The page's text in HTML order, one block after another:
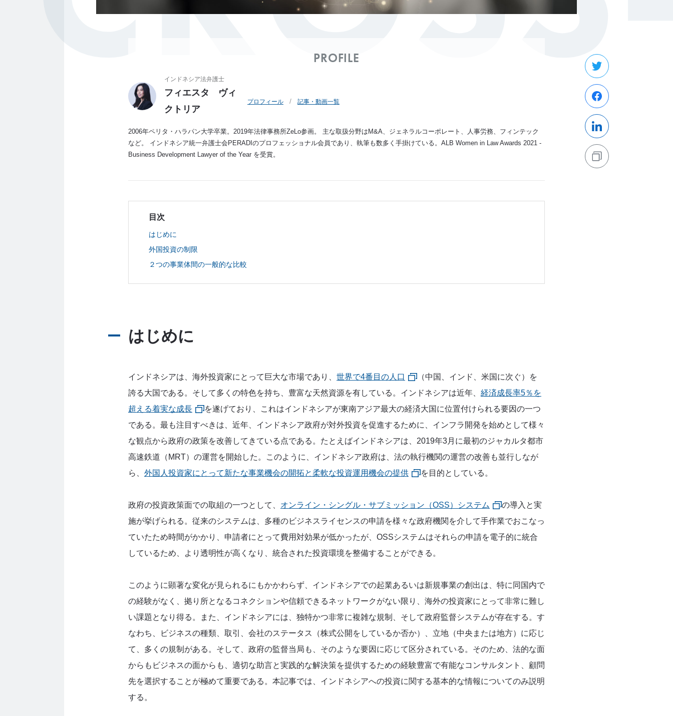
PROFILE
インドネシア法弁護士
フィエスタ ヴィ
クトリア
プロフィール 記事・動画一覧
2006年ペリタ・ハラパン大学卒業。2019年法律事務所ZeLo参画。 主な取扱分野はM&A、ジェネラルコーポレート、人事労務、フィンテック
など。 インドネシア統一弁護士会PERADIのプロフェッショナル会員であり、執筆も数多く手掛けている。ALB Women in Law Awards 2021 -
Business Development Lawyer of the Year を受賞。
目次
はじめに
外国投資の制限
２つの事業体間の一般的な比較
はじめに
インドネシアは、海外投資家にとって巨大な市場であり、 世界で4番目の人口
（中国、インド、米国に次ぐ）を
誇る大国である。そして多くの特色を持ち、豊富な天然資源を有している。インドネシアは近年、 経済成長率5％を
超える着実な成長
を遂げており、これはインドネシアが東南アジア最大の経済大国に位置付けられる要因の一つ
である。最も注目すべきは、近年、インドネシア政府が対外投資を促進するために、インフラ開発を始めとして様々
な観点から政府の政策を改善してきている点である。たとえばインドネシアは、2019年3月に最初のジャカルタ都市
高速鉄道（MRT）の運営を開始した。このように、インドネシア政府は、法の執行機関の運営の改善も並行しなが
ら、 外国人投資家にとって新たな事業機会の開拓と柔軟な投資運用機会の提供 を目的としている。
政府の投資政策面での取組の一つとして、 オンライン・シングル・サブミッション（OSS）システム
の導入と実
施が挙げられる。従来のシステムは、多種のビジネスライセンスの申請を様々な政府機関を介して手作業でおこなっ
ていたため時間がかかり、申請者にとって費用対効果が低かったが、OSSシステムはそれらの申請を電子的に統合
しているため、より透明性が高くなり、統合された投資環境を整備することができる。
このように顕著な変化が見られるにもかかわらず、インドネシアでの起業あるいは新規事業の創出は、特に同国内で
の経験がなく、拠り所となるコネクションや信頼できるネットワークがない限り、海外の投資家にとって非常に難し
い課題となり得る。また、インドネシアには、独特かつ非常に複雑な規制、そして政府監督システムが存在する。す
なわち、ビジネスの種類、取引、会社のステータス（株式公開をしているか否か）、立地（中央または地方）に応じ
て、多くの規制がある。そして、政府の監督当局も、そのような要因に応じて区分されている。そのため、法的な面
からもビジネスの面からも、適切な助言と実践的な解決策を提供するための経験豊富で有能なコンサルタント、顧問
先を選択することが極めて重要である。本記事では、インドネシアへの投資に関する基本的な情報についてのみ説明
する。